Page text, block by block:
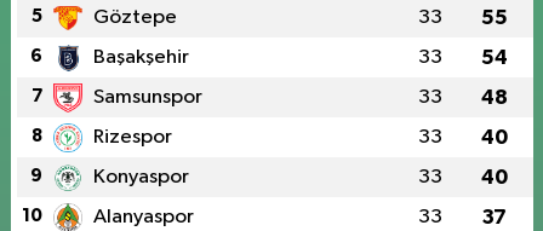
5 Göztepe 33 55
6 Başakşehir 33 54
7 Samsunspor 33 48
8 Rizespor 33 40
9 Konyaspor 33 40
10 Alanyaspor 33 37